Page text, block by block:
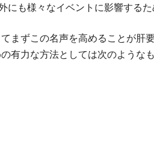
も様々なイベントに影響する
まずこの名声を高めることが肝
有力な方法としては次のようなも